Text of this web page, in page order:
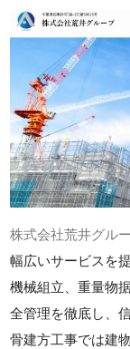
株式会社荒井グル
幅広いサービスを
機械組立、重量物
全管理を徹底し、
骨建方工事では建